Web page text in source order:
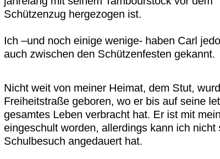
Schützenzug hergezogen ist.
Ich –und noch einige wenige- haben Carl
auch zwischen den Schützenfesten gekannt.
Nicht weit von meiner Heimat, dem Stut,
Freiheitstraße geboren, wo er bis auf seine
gesamtes Leben verbracht hat. Er ist mit
eingeschult worden, allerdings kann ich
Schulbesuch angedauert hat.